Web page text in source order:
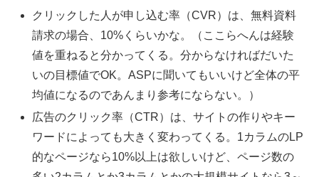
クリックした人が申し込む率（CVR）は、無料資料
請求の場合、10%くらいかな。（ここらへんは経験
値を重ねると分かってくる。分からなければだいた
いの目標値でOK。ASPに聞いてもいいけど全体の平
均値になるのであんまり参考にならない。）
広告のクリック率（CTR）は、サイトの作りやキー
ワードによっても大きく変わってくる。1カラムのLP
的なページなら10%以上は欲しいけど、ページ数の